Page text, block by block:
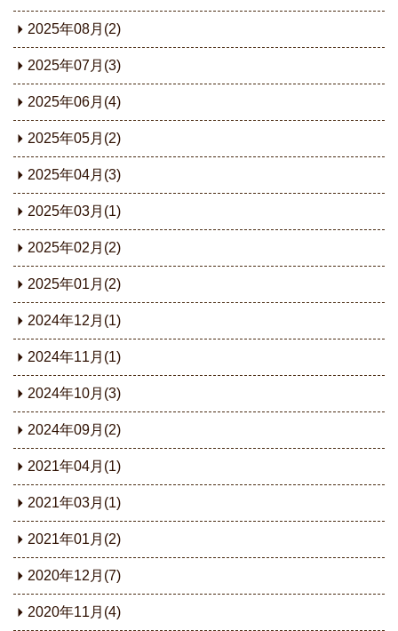
2025年08月(2)
2025年07月(3)
2025年06月(4)
2025年05月(2)
2025年04月(3)
2025年03月(1)
2025年02月(2)
2025年01月(2)
2024年12月(1)
2024年11月(1)
2024年10月(3)
2024年09月(2)
2021年04月(1)
2021年03月(1)
2021年01月(2)
2020年12月(7)
2020年11月(4)